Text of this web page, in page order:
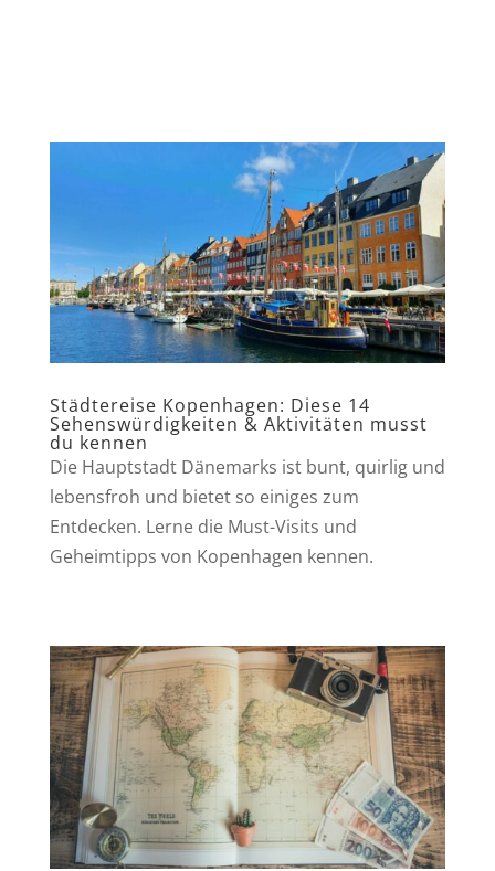
Städtereise Kopenhagen: Diese 14
Sehenswürdigkeiten & Aktivitäten musst
du kennen
Die Hauptstadt Dänemarks ist bunt, quirlig und
lebensfroh und bietet so einiges zum
Entdecken. Lerne die Must-Visits und
Geheimtipps von Kopenhagen kennen.